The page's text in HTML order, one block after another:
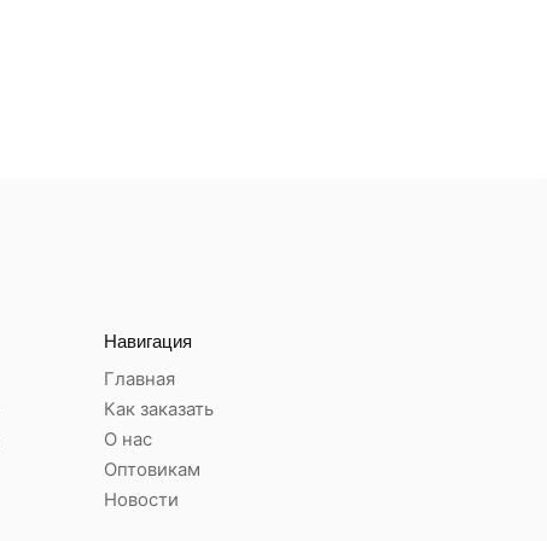
Навигация
Главная
Как заказать
О нас
Оптовикам
Новости